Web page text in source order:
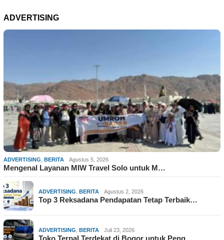
ADVERTISING
ADVERTISING, BERITA Agustus 5, 2026
Mengenal Layanan MIW Travel Solo untuk M…
ADVERTISING, BERITA Agustus 2, 2026
Top 3 Reksadana Pendapatan Tetap Terbaik…
ADVERTISING, BERITA Juli 23, 2026